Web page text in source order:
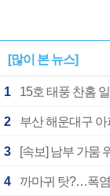
[많이 본 뉴스]
1 15호 태풍 찬홈
2 부산 해운대구
3 [속보] 남부 가뭄
4 까마귀 탓?…폭